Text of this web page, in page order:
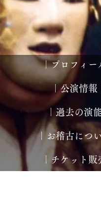
｜プロフィー
｜公演情報
｜過去の演能
｜お稽古につい
｜チケット販